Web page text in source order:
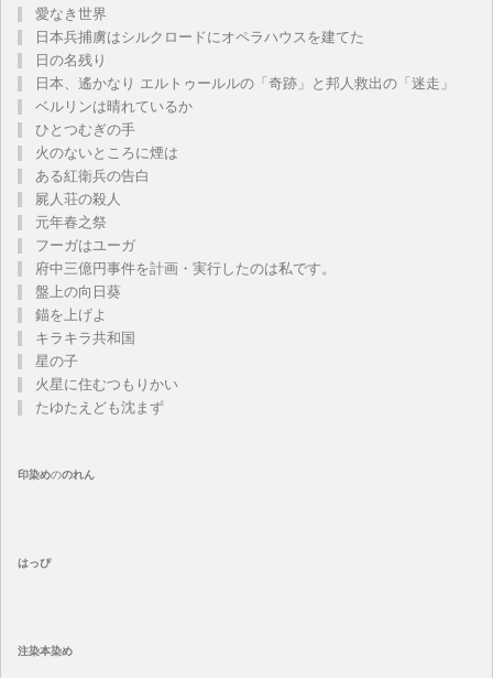
愛なき世界
日本兵捕虜はシルクロードにオペラハウスを建てた
日の名残り
日本、遙かなり エルトゥールルの「奇跡」と邦人救出の「迷走」
ベルリンは晴れているか
ひとつむぎの手
火のないところに煙は
ある紅衛兵の告白
屍人荘の殺人
元年春之祭
フーガはユーガ
府中三億円事件を計画・実行したのは私です。
盤上の向日葵
錨を上げよ
キラキラ共和国
星の子
火星に住むつもりかい
たゆたえども沈まず
印染めののれん
はっぴ
注染本染め